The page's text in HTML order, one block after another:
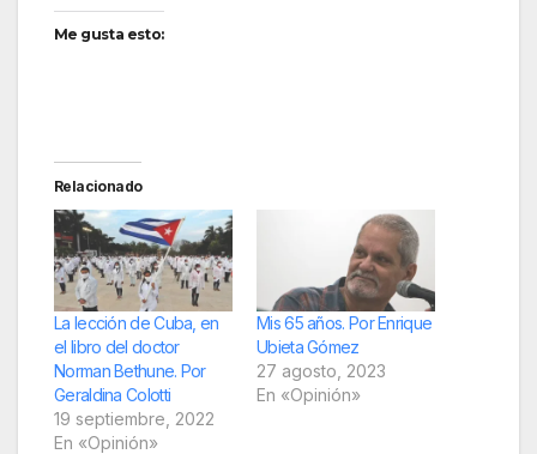
Me gusta esto:
Relacionado
La lección de Cuba, en
el libro del doctor
Norman Bethune. Por
Geraldina Colotti
19 septiembre, 2022
En «Opinión»
Mis 65 años. Por Enrique
Ubieta Gómez
27 agosto, 2023
En «Opinión»